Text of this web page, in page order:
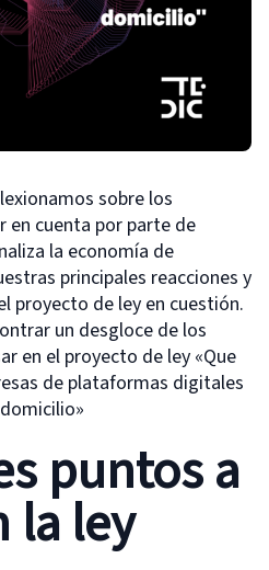
sobre los
en cuenta por parte de
la economía de
principales reacciones y
proyecto de ley en cuestión.
un desgloce de los
en el proyecto de ley «Que
de plataformas digitales
puntos a
la ley